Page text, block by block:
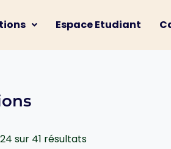
Espace Etudiant
sur 41 résultats